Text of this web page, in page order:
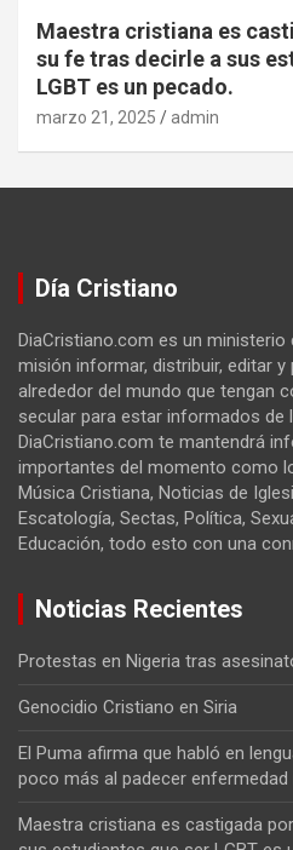
Maestra cristiana es
su fe tras decirle a sus
LGBT es un pecado.
marzo 21, 2025 admin
Día Cristiano
DiaCristiano.com es un
misión informar, distribuir, editar
alrededor del mundo que tengan
secular para estar informados
DiaCristiano.com te mantendrá
importantes del momento como
Música Cristiana, Noticias de
Escatología, Sectas, Política,
Educación, todo esto con una
Noticias Recientes
Protestas en Nigeria tras
Genocidio Cristiano en Siria
El Puma afirma que habló en
poco más al padecer enfermedad
Maestra cristiana es castigada